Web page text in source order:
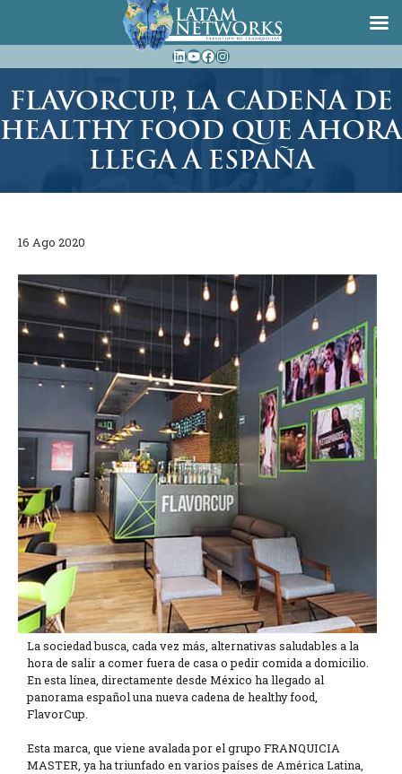
al
contenido
LinkedIn
YouTube
Facebook
Instagram
FLAVORCUP, LA CADENA DE
HEALTHY FOOD QUE AHORA
LLEGA A ESPAÑA
16 Ago 2020
La sociedad busca, cada vez más, alternativas saludables a la
hora de salir a comer fuera de casa o pedir comida a domicilio.
En esta línea, directamente desde México ha llegado al
panorama español una nueva cadena de healthy food,
FlavorCup.
Esta marca, que viene avalada por el grupo FRANQUICIA
MASTER, ya ha triunfado en varios países de América Latina,